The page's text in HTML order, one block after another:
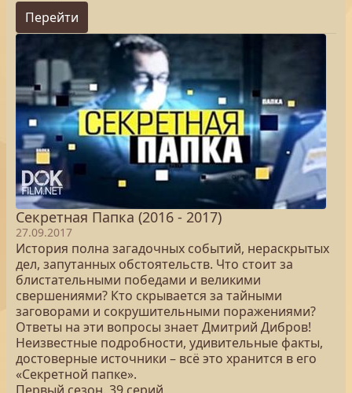
Перейти
Секретная Папка (2016 - 2017)
27.09.2017
История полна загадочных событий, нераскрытых
дел, запутанных обстоятельств. Что стоит за
блистательными победами и великими
свершениями? Кто скрывается за тайными
заговорами и сокрушительными поражениями?
Ответы на эти вопросы знает Дмитрий Дибров!
Неизвестные подробности, удивительные факты,
достоверные источники – всё это хранится в его
«Секретной папке».